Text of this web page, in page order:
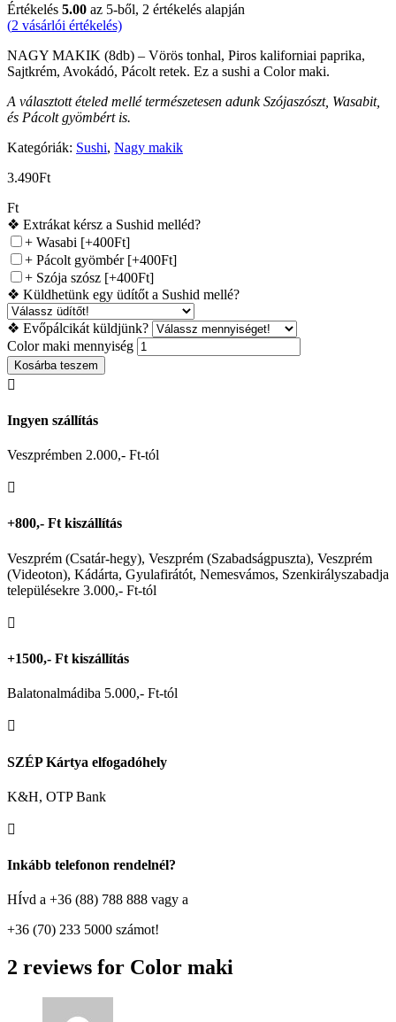
Értékelés 5.00 az 5-ből, 2 értékelés alapján
(2 vásárlói értékelés)
NAGY MAKIK (8db) – Vörös tonhal, Piros kaliforniai paprika,
Sajtkrém, Avokádó, Pácolt retek. Ez a sushi a Color maki.
A választott ételed mellé természetesen adunk Szójaszószt, Wasabit,
és Pácolt gyömbért is.
Kategóriák: Sushi, Nagy makik
3.490Ft
Ft
❖ Extrákat kérsz a Sushid melléd?
+ Wasabi [+400Ft]
+ Pácolt gyömbér [+400Ft]
+ Szója szósz [+400Ft]
❖ Küldhetünk egy üdítőt a Sushid mellé?
❖ Evőpálcikát küldjünk?
Color maki mennyiség
Kosárba teszem

Ingyen szállítás
Veszprémben 2.000,- Ft-tól

+800,- Ft kiszállítás
Veszprém (Csatár-hegy), Veszprém (Szabadságpuszta), Veszprém
(Videoton), Kádárta, Gyulafirátót, Nemesvámos, Szenkirályszabadja
településekre 3.000,- Ft-tól

+1500,- Ft kiszállítás
Balatonalmádiba 5.000,- Ft-tól

SZÉP Kártya elfogadóhely
K&H, OTP Bank

Inkább telefonon rendelnél?
HÍvd a +36 (88) 788 888 vagy a
+36 (70) 233 5000 számot!
2 reviews for Color maki